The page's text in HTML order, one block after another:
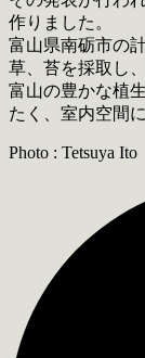
作りました。
富山県南砺市の
草、苔を採取し
富山の豊かな植
たく、室内空間
Photo : Tetsuya Ito